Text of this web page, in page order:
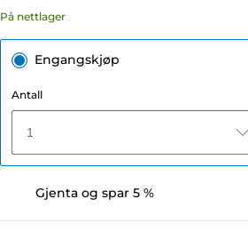
På nettlager
Engangskjøp
Antall
1
Gjenta og spar 5 %